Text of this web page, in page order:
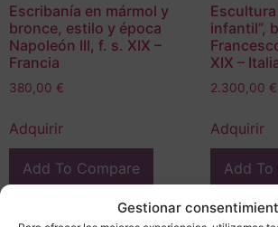
Gestionar
Escribanía en mármol y
bronce, estilo y época
Napoleón III, f. s. XIX –
Francia
380,00 €
Adquirir
Add To Compare
infantil”,
XIX –
2.300,00 €
Adquirir
Add To